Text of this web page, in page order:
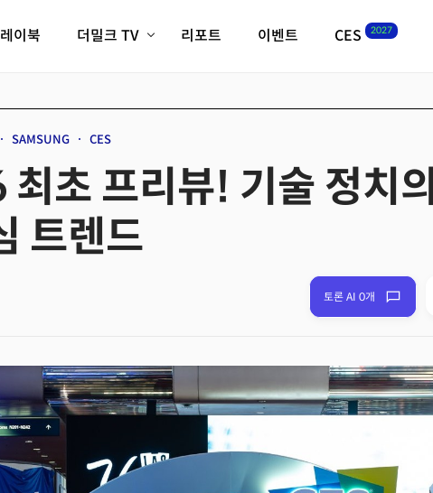
이북 더밀크 TV
크리스의 뉴욕 시그널
더밀크 아카데미
더웨이브/트렌드쇼
리포트 이벤트 CES 2027
필드 가이드
CES2027 with
SAMSUNG CES
초 프리뷰! 기술 정치
트렌드
토론 AI 0개